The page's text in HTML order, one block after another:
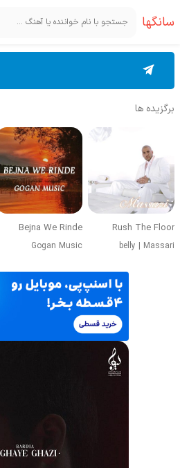
سانگها
برگزیده ها
Rush The Floor
belly | Massari
Bejna We Rinde
Gogan Music